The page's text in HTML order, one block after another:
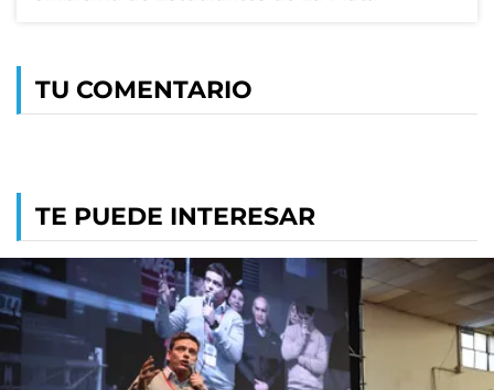
TU COMENTARIO
TE PUEDE INTERESAR